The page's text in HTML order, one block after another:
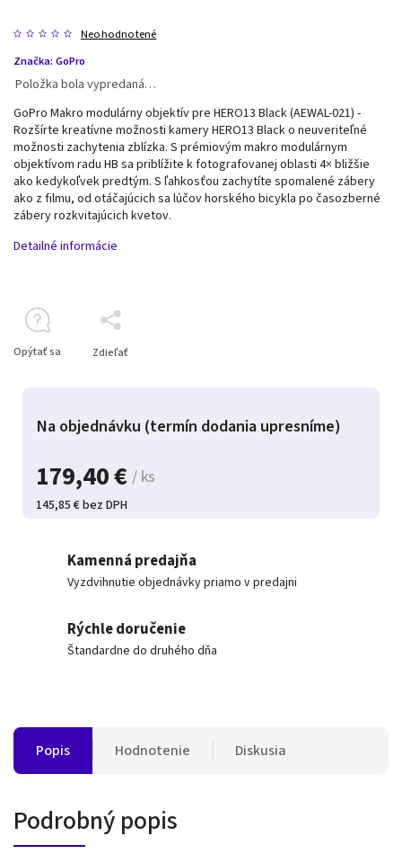
Neohodnotené
Značka: GoPro
179,40 €/ ks
145,85 € bez DPH
Na objednávku (termín dodania upresníme)
Položka bola vypredaná…
GoPro Makro modulárny objektív pre HERO13 Black (AEWAL-021) -
Rozšírte kreatívne možnosti kamery HERO13 Black o neuveriteľné
možnosti zachytenia zblízka. S prémiovým makro modulárnym
objektívom radu HB sa priblížite k fotografovanej oblasti 4× bližšie
ako kedykoľvek predtým. S ľahkosťou zachytíte spomalené zábery
ako z filmu, od otáčajúcich sa lúčov horského bicykla po časozberné
zábery rozkvitajúcich kvetov.
Detailné informácie
Opýtať sa Zdieľať
Kamenná predajňa
Vyzdvihnutie objednávky priamo v predajni
Rýchle doručenie
Štandardne do druhého dňa
Popis Hodnotenie Diskusia
Podrobný popis